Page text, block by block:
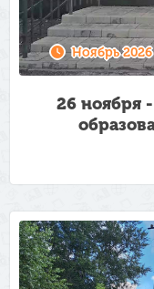
Ноябрь 2026
26 ноября